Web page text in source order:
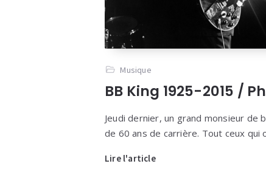
Musique
BB King 1925-2015 /
Jeudi dernier, un grand monsieur de
de 60 ans de carrière. Tout ceux qui
Lire l'article